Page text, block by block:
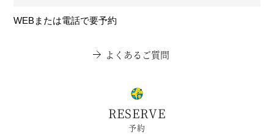
WEBまたは電話で要予約
よくあるご質問
RESERVE
予約